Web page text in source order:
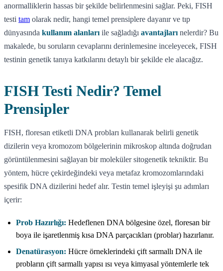
anormalliklerin hassas bir şekilde belirlenmesini sağlar. Peki, FISH
testi tam olarak nedir, hangi temel prensiplere dayanır ve tıp
dünyasında kullanım alanları ile sağladığı avantajları nelerdir? Bu
makalede, bu soruların cevaplarını derinlemesine inceleyecek, FISH
testinin genetik tanıya katkılarını detaylı bir şekilde ele alacağız.
FISH Testi Nedir? Temel
Prensipler
FISH, floresan etiketli DNA probları kullanarak belirli genetik
dizilerin veya kromozom bölgelerinin mikroskop altında doğrudan
görüntülenmesini sağlayan bir moleküler sitogenetik tekniktir. Bu
yöntem, hücre çekirdeğindeki veya metafaz kromozomlarındaki
spesifik DNA dizilerini hedef alır. Testin temel işleyişi şu adımları
içerir:
Prob Hazırlığı: Hedeflenen DNA bölgesine özel, floresan bir
boya ile işaretlenmiş kısa DNA parçacıkları (problar) hazırlanır.
Denatürasyon: Hücre örneklerindeki çift sarmallı DNA ile
probların çift sarmallı yapısı ısı veya kimyasal yöntemlerle tek